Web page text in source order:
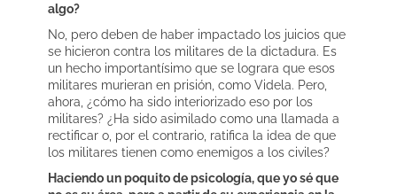
algo?
No, pero deben de haber impactado los juicios que
se hicieron contra los militares de la dictadura. Es
un hecho importantísimo que se lograra que esos
militares murieran en prisión, como Videla. Pero,
ahora, ¿cómo ha sido interiorizado eso por los
militares? ¿Ha sido asimilado como una llamada a
rectificar o, por el contrario, ratifica la idea de que
los militares tienen como enemigos a los civiles?
Haciendo un poquito de psicología, que yo sé que